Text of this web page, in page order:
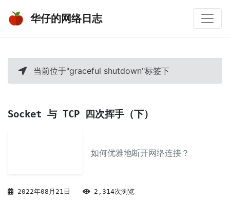
华仔的网络日志
当前位于"graceful shutdown"标签下
Socket 与 TCP 四次挥手（下）
如何优雅地断开网络连接？
2022年08月21日 2,314次浏览